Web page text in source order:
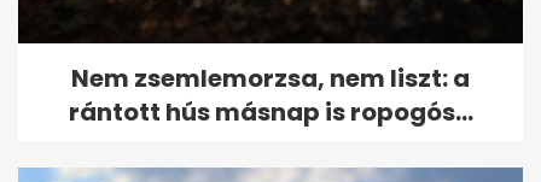
Nem zsemlemorzsa, nem liszt: a
rántott hús másnap is ropogós...